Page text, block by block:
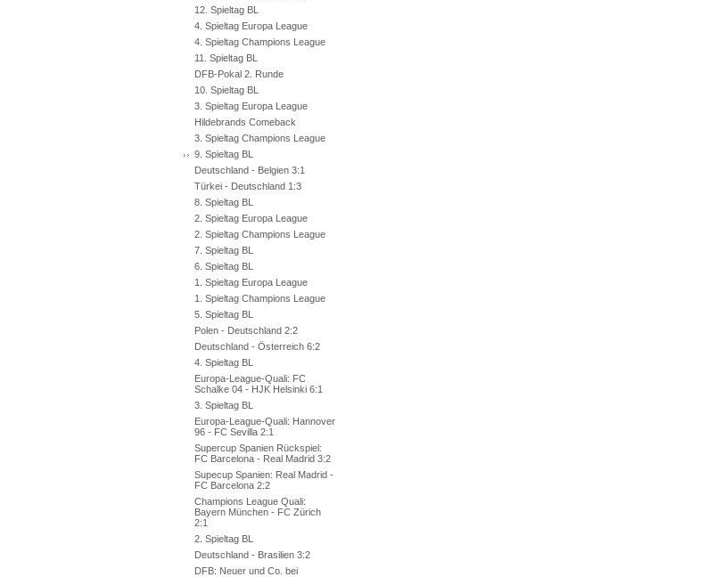
12. Spieltag BL
4. Spieltag Europa League
4. Spieltag Champions League
11. Spieltag BL
DFB-Pokal 2. Runde
10. Spieltag BL
3. Spieltag Europa League
Hildebrands Comeback
3. Spieltag Champions League
9. Spieltag BL
Deutschland - Belgien 3:1
Türkei - Deutschland 1:3
8. Spieltag BL
2. Spieltag Europa League
2. Spieltag Champions League
7. Spieltag BL
6. Spieltag BL
1. Spieltag Europa League
1. Spieltag Champions League
5. Spieltag BL
Polen - Deutschland 2:2
Deutschland - Österreich 6:2
4. Spieltag BL
Europa-League-Quali: FC
Schalke 04 - HJK Helsinki 6:1
3. Spieltag BL
Europa-League-Quali: Hannover
96 - FC Sevilla 2:1
Supercup Spanien Rückspiel:
FC Barcelona - Real Madrid 3:2
Supecup Spanien: Real Madrid -
FC Barcelona 2:2
Champions League Quali:
Bayern München - FC Zürich
2:1
2. Spieltag BL
Deutschland - Brasilien 3:2
DFB: Neuer und Co. bei